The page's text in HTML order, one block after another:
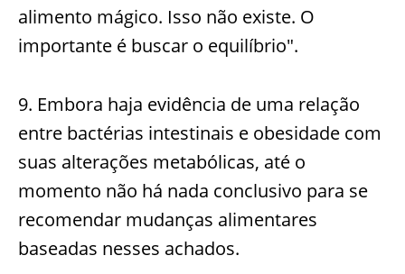
alimento mágico. Isso não existe. O
importante é buscar o equilíbrio".
9. Embora haja evidência de uma relação
entre bactérias intestinais e obesidade com
suas alterações metabólicas, até o
momento não há nada conclusivo para se
recomendar mudanças alimentares
baseadas nesses achados.